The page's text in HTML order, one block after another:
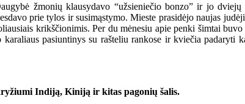
žmonių klausydavo “užsieniečio bonzo” ir jo dviejų
prie tylos ir susimąstymo. Mieste prasidėjo naujas
krikščionimis. Per du mėnesiu apie penki šimtai
pasiuntinys su rašteliu rankose ir kviečia
Indiją, Kiniją ir kitas pagonių šalis.